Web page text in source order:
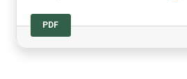
PDF